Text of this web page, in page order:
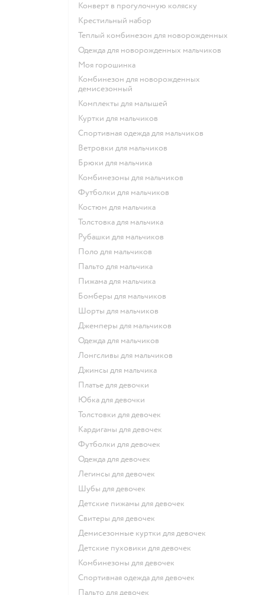
Конверт в прогулочную коляску
Крестильный набор
Теплый комбинезон для новорожденных
Одежда для новорожденных мальчиков
Моя горошинка
Комбинезон для новорожденных
демисезонный
Комплекты для малышей
Куртки для мальчиков
Спортивная одежда для мальчиков
Ветровки для мальчиков
Брюки для мальчика
Комбинезоны для мальчиков
Футболки для мальчиков
Костюм для мальчика
Толстовка для мальчика
Рубашки для мальчиков
Поло для мальчиков
Пальто для мальчика
Пижама для мальчика
Бомберы для мальчиков
Шорты для мальчиков
Джемперы для мальчиков
Одежда для мальчиков
Лонгсливы для мальчиков
Джинсы для мальчика
Платье для девочки
Юбка для девочки
Толстовки для девочек
Кардиганы для девочек
Футболки для девочек
Одежда для девочек
Легинсы для девочек
Шубы для девочек
Детские пижамы для девочек
Свитеры для девочек
Демисезонные куртки для девочек
Детские пуховики для девочек
Комбинезоны для девочек
Спортивная одежда для девочек
Пальто для девочек